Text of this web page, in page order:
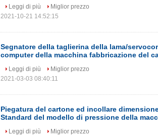
Leggi di più
Miglior prezzo
2021-10-21 14:52:15
Segnatore della taglierina della lama/
computer della macchina fabbricazione del
Leggi di più
Miglior prezzo
2021-03-03 08:40:11
Piegatura del cartone ed incollare
Standard del modello di pressione della
Leggi di più
Miglior prezzo